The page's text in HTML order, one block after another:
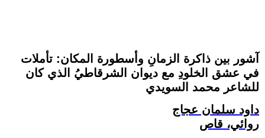
آشور بين ذاكرة الزمانِ وأسطورة المكان: تأملات
في عشق الخلودِ مع ديوان الشرقاطيُ الذي كان
للشاعر محمد السويدي
داود سلمان عجاج
روائي، قاص